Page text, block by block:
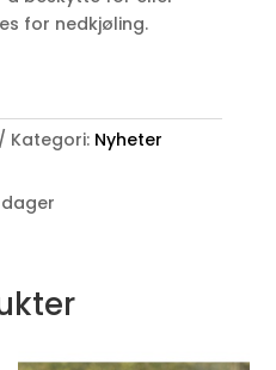
for nedkjøling.
Kategori: Nyheter
dager